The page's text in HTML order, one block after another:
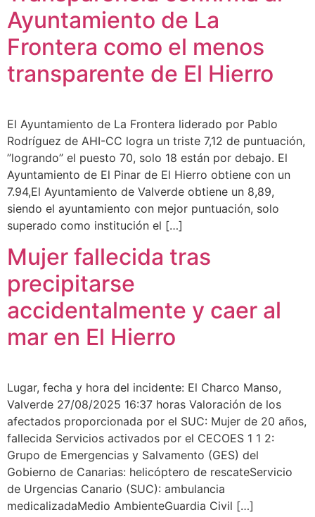
Ayuntamiento de La
Frontera como el menos
transparente de El Hierro
El Ayuntamiento de La Frontera liderado por Pablo
Rodríguez de AHI-CC logra un triste 7,12 de puntuación,
”logrando” el puesto 70, solo 18 están por debajo. El
Ayuntamiento de El Pinar de El Hierro obtiene con un
7.94,El Ayuntamiento de Valverde obtiene un 8,89,
siendo el ayuntamiento con mejor puntuación, solo
superado como institución el […]
Mujer fallecida tras
precipitarse
accidentalmente y caer al
mar en El Hierro
Lugar, fecha y hora del incidente: El Charco Manso,
Valverde 27/08/2025 16:37 horas Valoración de los
afectados proporcionada por el SUC: Mujer de 20 años,
fallecida Servicios activados por el CECOES 1 1 2:
Grupo de Emergencias y Salvamento (GES) del
Gobierno de Canarias: helicóptero de rescateServicio
de Urgencias Canario (SUC): ambulancia
medicalizadaMedio AmbienteGuardia Civil […]